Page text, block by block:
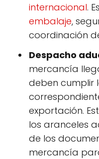
internacional.
embalaje,
coordinación
Despacho
mercancía
deben cumplir
exportación.
los aranceles
de los
mercancía